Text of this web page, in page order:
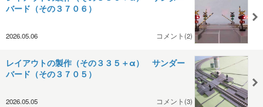
バード（その３７０６）
2026.05.06 コメント(2)
レイアウトの製作（その３３５＋α） サンダー
バード（その３７０５）
2026.05.05 コメント(3)